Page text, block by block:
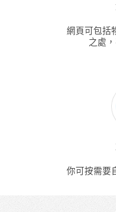
網頁可包括
之處
你可按需要